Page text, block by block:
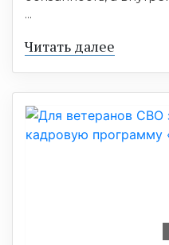
...
Читать далее